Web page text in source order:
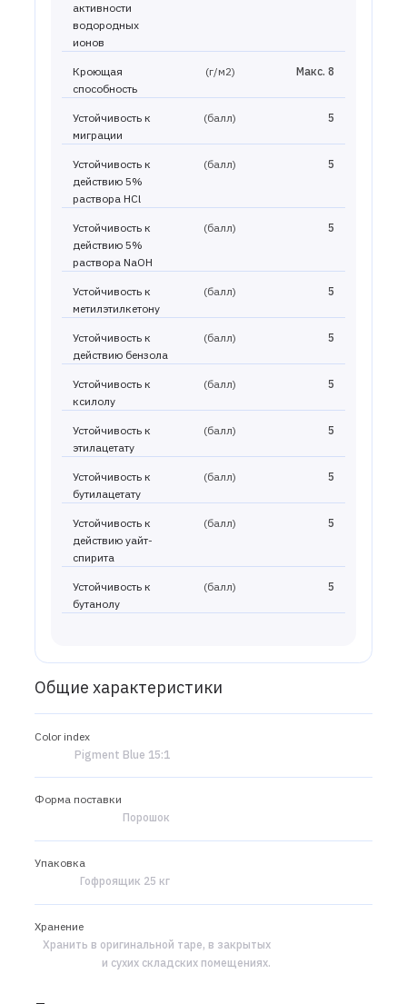
активности
водородных
ионов
Кроющая
способность
(г/м2) Макс. 8
Устойчивость к
миграции
(балл) 5
Устойчивость к
действию 5%
раствора HCl
(балл) 5
Устойчивость к
действию 5%
раствора NaOH
(балл) 5
Устойчивость к
метилэтилкетону
(балл) 5
Устойчивость к
действию бензола
(балл) 5
Устойчивость к
ксилолу
(балл) 5
Устойчивость к
этилацетату
(балл) 5
Устойчивость к
бутилацетату
(балл) 5
Устойчивость к
действию уайт-
спирита
(балл) 5
Устойчивость к
бутанолу
(балл) 5
Общие характеристики
Color index
Pigment Blue 15:1
Форма поставки
Порошок
Упаковка
Гофроящик 25 кг
Хранение
Хранить в оригинальной таре, в закрытых
и сухих складских помещениях.